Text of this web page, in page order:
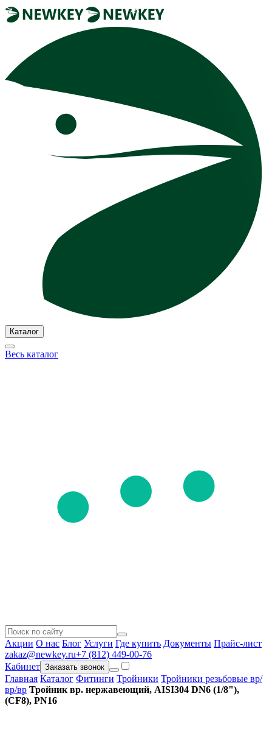
Каталог
Весь каталог
Акции О нас Блог Услуги Где купить Документы Прайс-лист
zakaz@newkey.ru+7 (812) 449-00-76
Кабинет Заказать звонок
Главная Каталог Фитинги Тройники Тройники резьбовые вр/
вр/вр Тройник вр. нержавеющий, AISI304 DN6 (1/8"),
(CF8), PN16